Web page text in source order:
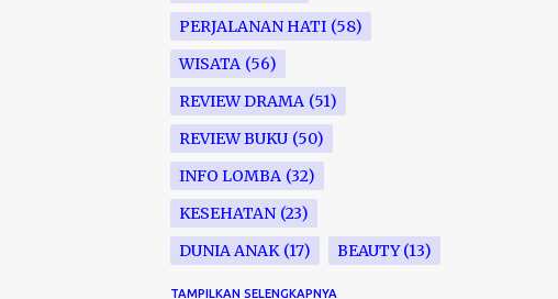
PERJALANAN HATI 58
WISATA 56
REVIEW DRAMA 51
REVIEW BUKU 50
INFO LOMBA 32
KESEHATAN 23
DUNIA ANAK 17 BEAUTY 13
IJAH VS NYONYAH 9
TAMPILKAN SELENGKAPNYA